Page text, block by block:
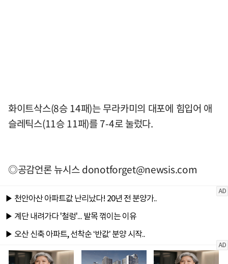
화이트삭스(8승 14패)는 무라카미의 대포에 힘입어 애
슬레틱스(11승 11패)를 7-4로 눌렀다.
◎공감언론 뉴시스donotforget@newsis.com